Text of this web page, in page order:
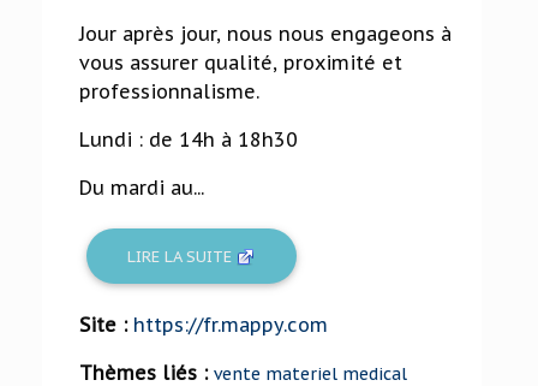
Jour après jour, nous nous engageons à
vous assurer qualité, proximité et
professionnalisme.
Lundi : de 14h à 18h30
Du mardi au...
LIRE LA SUITE
Site : https://fr.mappy.com
Thèmes liés : vente materiel medical